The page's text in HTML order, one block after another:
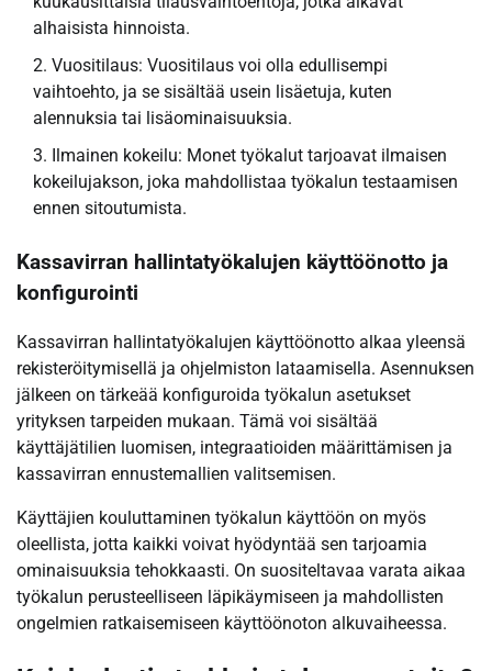
alhaisista hinnoista.
Vuositilaus: Vuositilaus voi olla edullisempi
vaihtoehto, ja se sisältää usein lisäetuja, kuten
alennuksia tai lisäominaisuuksia.
Ilmainen kokeilu: Monet työkalut tarjoavat ilmaisen
kokeilujakson, joka mahdollistaa työkalun testaamisen
ennen sitoutumista.
Kassavirran hallintatyökalujen käyttöönotto ja
konfigurointi
Kassavirran hallintatyökalujen käyttöönotto alkaa yleensä
rekisteröitymisellä ja ohjelmiston lataamisella. Asennuksen
jälkeen on tärkeää konfiguroida työkalun asetukset
yrityksen tarpeiden mukaan. Tämä voi sisältää
käyttäjätilien luomisen, integraatioiden määrittämisen ja
kassavirran ennustemallien valitsemisen.
Käyttäjien kouluttaminen työkalun käyttöön on myös
oleellista, jotta kaikki voivat hyödyntää sen tarjoamia
ominaisuuksia tehokkaasti. On suositeltavaa varata aikaa
työkalun perusteelliseen läpikäymiseen ja mahdollisten
ongelmien ratkaisemiseen käyttöönoton alkuvaiheessa.